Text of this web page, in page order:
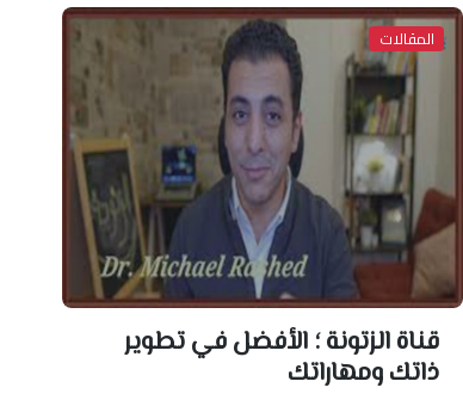
المقالات
قناة الزتونة ؛ الأفضل في تطوير
ذاتك ومهاراتك